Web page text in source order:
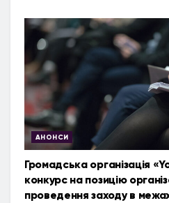
АНОНСИ
Громадська організація
конкурс на позицію
проведення заходу в